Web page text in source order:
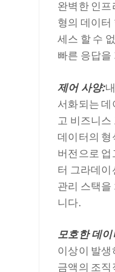
완벽한 인프
형의 데이터
세스 할 수
빠른 응답을
제어 사양:
서화되는 데
고 비즈니스
데이터의
버전으로
터 그라데이
관리 스택을
니다.
모호한 데
이상이 발
금액의 조직